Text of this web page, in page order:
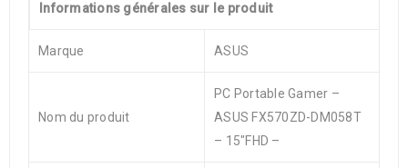
Informations générales sur le produit
Marque ASUS
Nom du produit
PC Portable Gamer –
ASUS FX570ZD-DM058T
– 15″FHD –